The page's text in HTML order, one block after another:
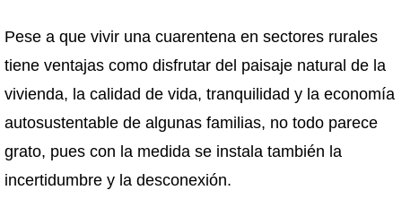
Pese a que vivir una cuarentena en sectores rurales
tiene ventajas como disfrutar del paisaje natural de la
vivienda, la calidad de vida, tranquilidad y la economía
autosustentable de algunas familias, no todo parece
grato, pues con la medida se instala también la
incertidumbre y la desconexión.